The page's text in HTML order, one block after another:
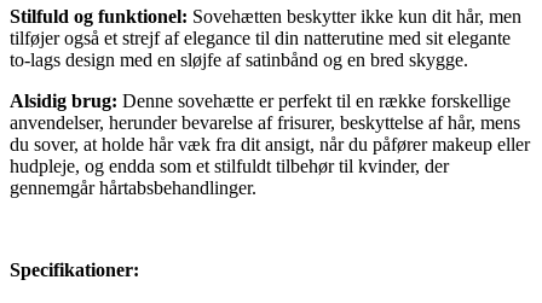
Stilfuld og funktionel: Sovehætten beskytter ikke kun dit hår, men
tilføjer også et strejf af elegance til din natterutine med sit elegante
to-lags design med en sløjfe af satinbånd og en bred skygge.
Alsidig brug: Denne sovehætte er perfekt til en række forskellige
anvendelser, herunder bevarelse af frisurer, beskyttelse af hår, mens
du sover, at holde hår væk fra dit ansigt, når du påfører makeup eller
hudpleje, og endda som et stilfuldt tilbehør til kvinder, der
gennemgår hårtabsbehandlinger.
Specifikationer: